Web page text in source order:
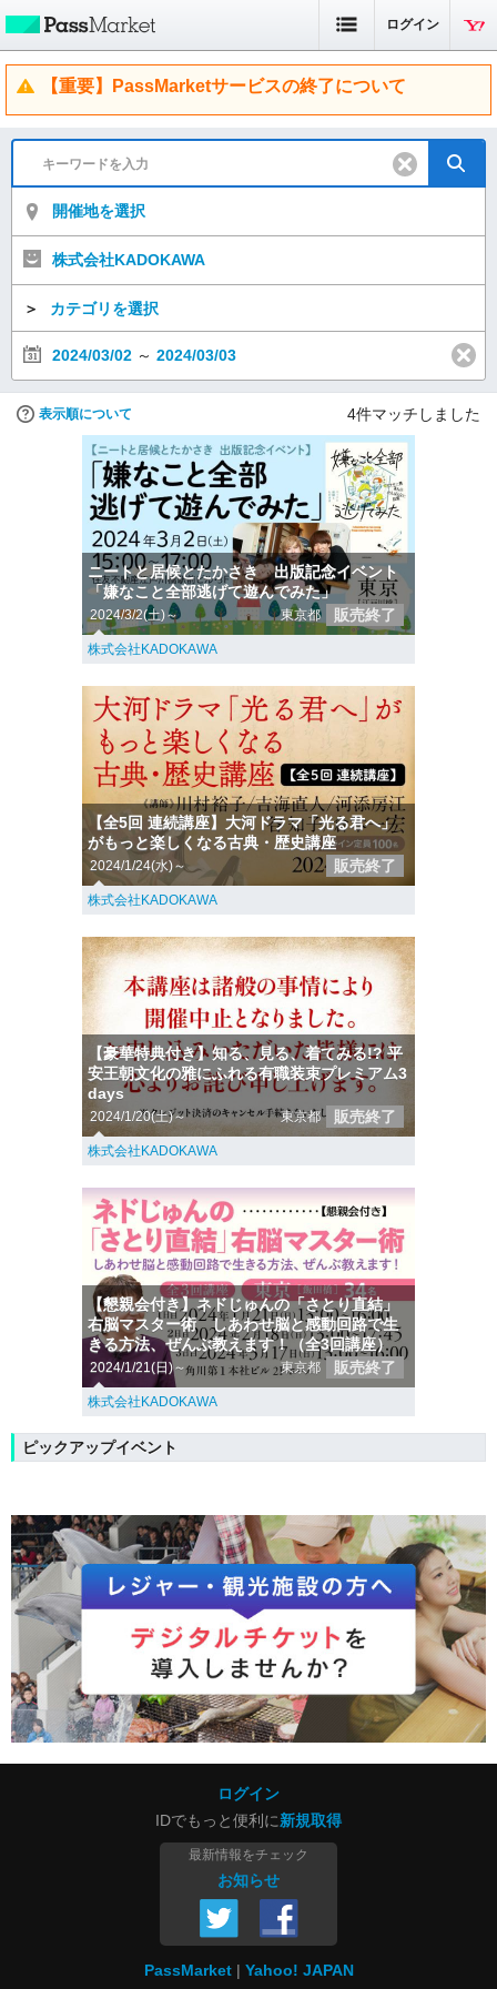
ログイン
【重要】PassMarketサービスの終了について
開催地を選択
株式会社KADOKAWA
＞ カテゴリを選択
2024/03/02 ～ 2024/03/03
表示順について 4件マッチしました
ニートと居候とたかさき 出版記念イベント
「嫌なこと全部逃げて遊んでみた」
2024/3/2(土)～ 東京都 販売終了
株式会社KADOKAWA
【全5回 連続講座】大河ドラマ「光る君へ」
がもっと楽しくなる古典・歴史講座
2024/1/24(水)～ 販売終了
株式会社KADOKAWA
【豪華特典付き】知る、見る、着てみる!? 平
安王朝文化の雅にふれる有職装束プレミアム3
days
2024/1/20(土)～ 東京都 販売終了
株式会社KADOKAWA
【懇親会付き】ネドじゅんの「さとり直結」
右脳マスター術 しあわせ脳と感動回路で生
きる方法、ぜんぶ教えます！（全3回講座）
2024/1/21(日)～ 東京都 販売終了
株式会社KADOKAWA
ピックアップイベント
ログイン
IDでもっと便利に新規取得
最新情報をチェック
お知らせ
PassMarket Yahoo! JAPAN